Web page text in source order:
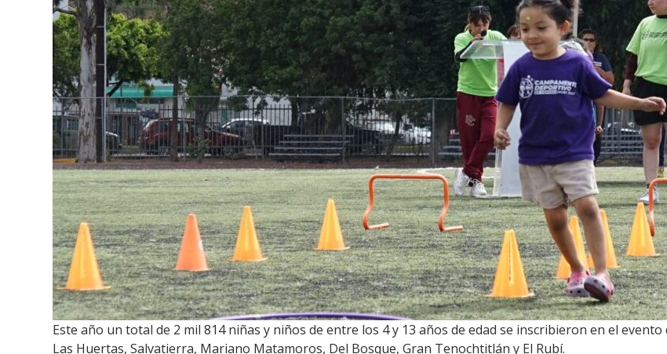
Este año un total de 2 mil 814 niñas y niños de entre los 4 y 13 años de edad se inscribieron en el
Las Huertas, Salvatierra, Mariano Matamoros, Del Bosque, Gran Tenochtitlán y El Rubí.